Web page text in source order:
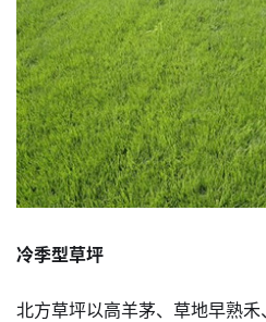
冷季型草坪
北方草坪以高羊茅、草地早熟